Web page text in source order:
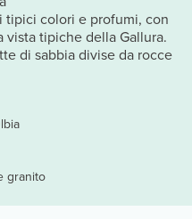
granito
tipici colori e profumi, con
tipiche della Gallura.
di sabbia divise da rocce